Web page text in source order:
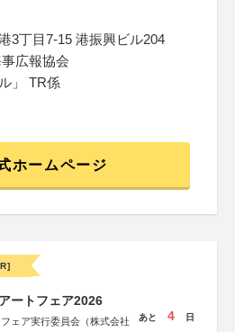
3丁目7-15 港振興ビル204
広報協会
」 TR係
ホームページ
ートフェア2026
ェア実行委員会（株式会社
あと 4 日